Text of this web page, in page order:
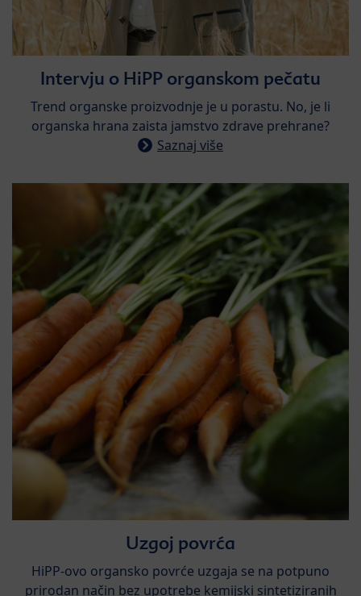
Intervju o HiPP organskom pečatu
Trend organske proizvodnje je u porastu. No, je li
organska hrana zaista jamstvo zdrave prehrane?
Saznaj više
Uzgoj povrća​
​HiPP-ovo organsko povrće uzgaja se na potpuno
prirodan način bez upotrebe kemijski sintetiziranih